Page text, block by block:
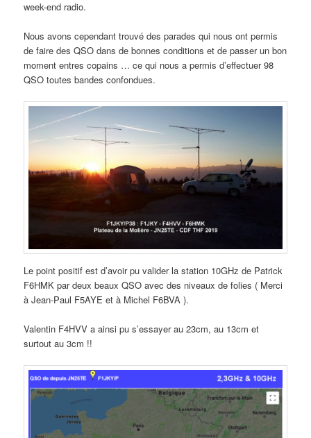
week-end radio.
Nous avons cependant trouvé des parades qui nous ont permis
de faire des QSO dans de bonnes conditions et de passer un bon
moment entres copains … ce qui nous a permis d’effectuer 98
QSO toutes bandes confondues.
Le point positif est d’avoir pu valider la station 10GHz de Patrick
F6HMK par deux beaux QSO avec des niveaux de folies ( Merci
à Jean-Paul F5AYE et à Michel F6BVA ).
Valentin F4HVV a ainsi pu s’essayer au 23cm, au 13cm et
surtout au 3cm !!